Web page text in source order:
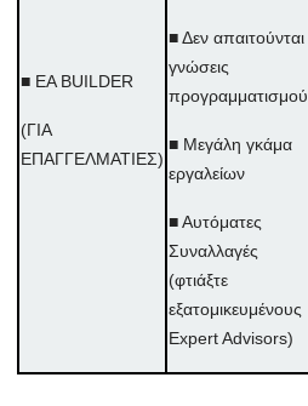
■ EA BUILDER
(ΓΙΑ
ΕΠΑΓΓΕΛΜΑΤΙΕΣ)
■ Δεν απαιτούνται
γνώσεις
προγραμματισμού
■ Μεγάλη γκάμα
εργαλείων
■ Αυτόματες
Συναλλαγές
(φτιάξτε
εξατομικευμένους
Expert Advisors)